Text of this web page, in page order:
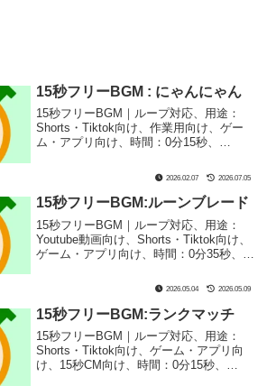
15秒フリーBGM : にゃんにゃん
15秒フリーBGM｜ループ対応、用途：
Shorts・Tiktok向け、作業用向け、ゲー
ム・アプリ向け、時間：0分15秒、
るい、まほう、楽器：シンセサイザー｜
15秒BGM第２弾！タイトルが思いつかず
こうなりました！シュールなシーンなど
にぴったり！
2026.02.07 2026.07.05
15秒フリーBGM:ルーンブレード
15秒フリーBGM｜ループ対応、用途：
Youtube動画向け、Shorts・Tiktok向け、
ゲーム・アプリ向け、時間：0分35秒、
かるい、楽器：ファミコン｜15秒BGM第
42弾！ゲームボーイ風のサウンドで仕上
げました！バトルシーンや実況での盛り
上がり、懐かしの場面紹介などにぴった
り！
2026.05.04 2026.05.09
15秒フリーBGM:ランクマッチ
15秒フリーBGM｜ループ対応、用途：
Shorts・Tiktok向け、ゲーム・アプリ向
け、15秒CM向け、時間：0分15秒、